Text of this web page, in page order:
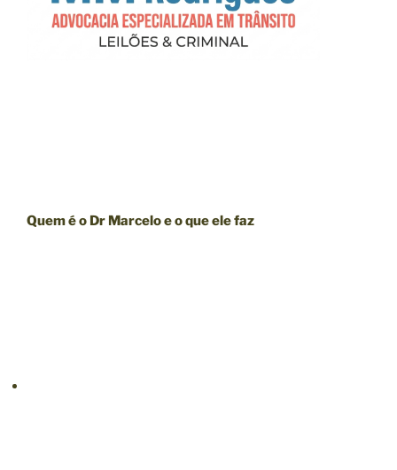
Quem é o Dr Marcelo e o que ele faz